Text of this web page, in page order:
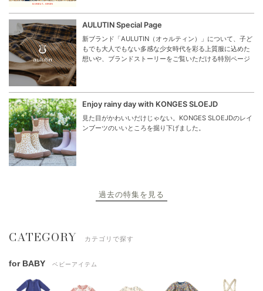
AULUTIN Special Page
新ブランド「AULUTIN（オゥルティン）」について、子ど
もでも大人でもない多感な少女時代を彩る上質服に込めた
想いや、ブランドストーリーをご覧いただける特別ページ
Enjoy rainy day with KONGES SLOEJD
見た目がかわいいだけじゃない。KONGES SLOEJDのレイ
ンブーツのいいところを掘り下げました。
過去の特集を見る
CATEGORY カテゴリで探す
for BABY ベビーアイテム